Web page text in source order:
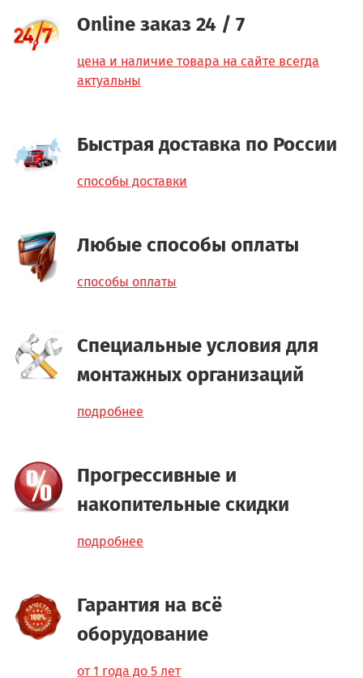
Online заказ 24 / 7
цена и наличие товара на сайте всегда
актуальны
Быстрая доставка по России
способы доставки
Любые способы оплаты
способы оплаты
Специальные условия для
монтажных организаций
подробнее
Прогрессивные и
накопительные скидки
подробнее
Гарантия на всё
оборудование
от 1 года до 5 лет